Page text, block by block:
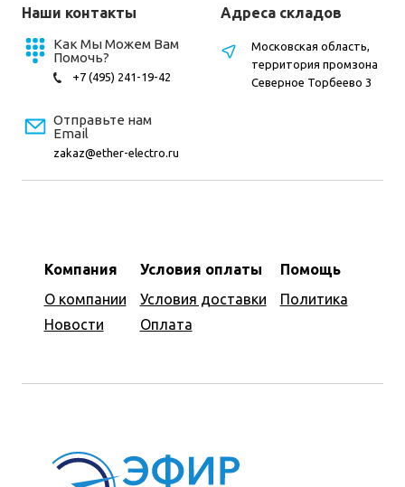
Наши контакты
Как Мы Можем Вам
Помочь?
+7 (495) 241-19-42
Отправьте нам
Email
zakaz@ether-electro.ru
Компания
О компании
Новости
Условия оплаты
Условия доставки
Оплата
Помощь
Политика
Адреса складов
Московская область,
территория промзона
Северное Торбеево 3